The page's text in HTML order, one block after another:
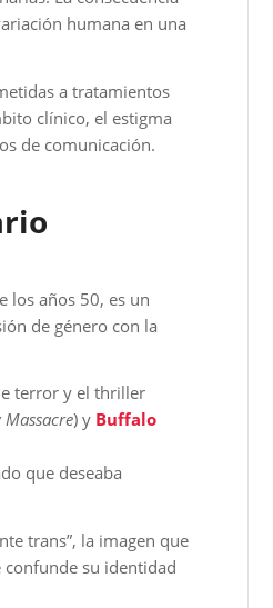
humana en una
a tratamientos
clínico, el estigma
de comunicación.
los años 50, es un
de género con la
terror y el thriller
Massacre) y Buffalo
que deseaba
trans”, la imagen que
su identidad